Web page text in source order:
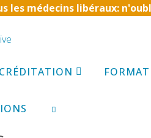
les médecins libéraux: